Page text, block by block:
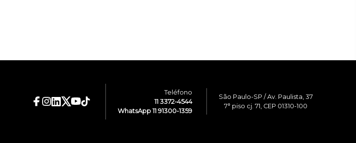
Teléfono
11 3372-4544
WhatsApp 11 91300-1359
São Paulo-SP / Av. Paulista, 37
7° piso cj. 71, CEP 01310-100